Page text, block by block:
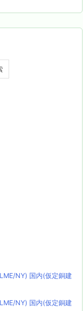
NY) 国内(仮定銅建
NY) 国内(仮定銅建